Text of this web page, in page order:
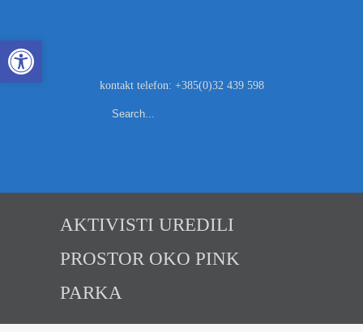
Open toolbar
kontakt telefon: +385(0)32 439 598
AKTIVISTI UREDILI
PROSTOR OKO PINK
PARKA